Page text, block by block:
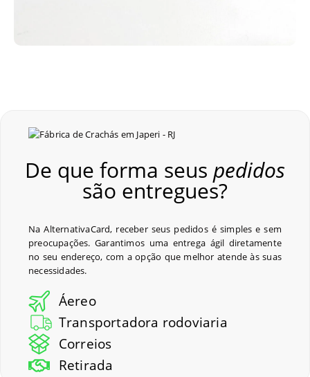
De que forma seus pedidos
são entregues?
Na AlternativaCard, receber seus pedidos é simples e sem
preocupações. Garantimos uma entrega ágil diretamente
no seu endereço, com a opção que melhor atende às suas
necessidades.
Áereo
Transportadora rodoviaria
Correios
Retirada